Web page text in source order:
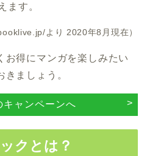
ます。
より 2020年8月現在）
お得にマンガを楽しみたい
きましょう。
ャンペーンへ
クとは？